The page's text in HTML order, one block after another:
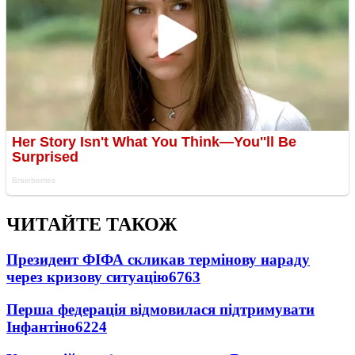
ЧИТАЙТЕ ТАКОЖ
Президент ФІФА скликав термінову нараду
через кризову ситуацію6763
Перша федерація відмовилася підтримувати
Інфантіно6224